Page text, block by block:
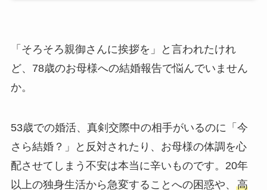
「そろそろ親御さんに挨拶を」と言われたけれ
ど、78歳のお母様への結婚報告で悩んでいません
か。
53歳での婚活、真剣交際中の相手がいるのに「今
さら結婚？」と反対されたり、お母様の体調を心
配させてしまう不安は本当に辛いものです。20年
以上の独身生活から急変することへの困惑や、 高